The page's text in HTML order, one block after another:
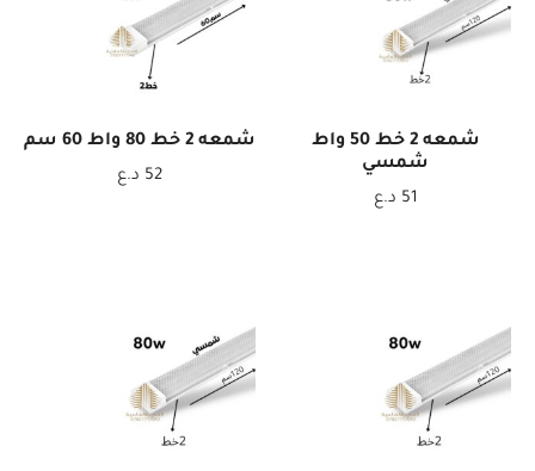
شمعه 2 خط 50 واط
شمسي
51 د.ع
شمعه 2 خط 80 واط 60 سم
52 د.ع